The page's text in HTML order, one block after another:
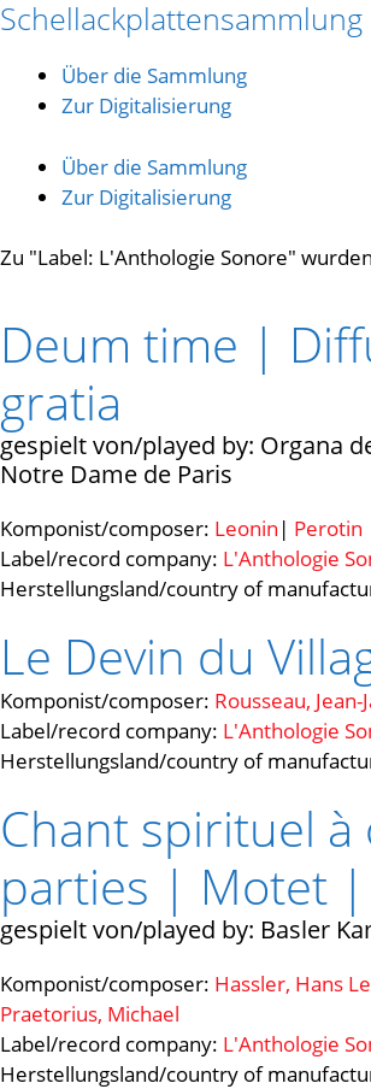
Zum
springen
Schellackplattensammlung
Über die Sammlung
Zur Digitalisierung
Über die Sammlung
Zur Digitalisierung
Zu "Label: L'Anthologie Sonore"
Deum time |
gratia
Organa
Notre Dame de Paris
Komponist/composer: Leonin | Perotin
Label/record company: L'Anthologie
Herstellungsland/country of
Le Devin du
Komponist/composer: Rousseau, Jean-
Label/record company: L'Anthologie
Herstellungsland/country of
Chant spirituel à
parties | Motet |
Basler
Komponist/composer: Hassler, Hans
Praetorius, Michael
Label/record company: L'Anthologie
Herstellungsland/country of